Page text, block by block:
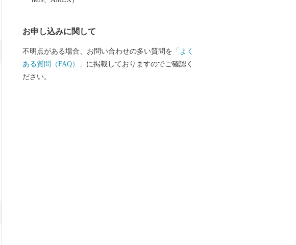
お申し込みに関して
不明点がある場合、お問い合わせの多い質問を 「よく
ある質問（FAQ）」 に掲載しておりますのでご確認く
ださい。